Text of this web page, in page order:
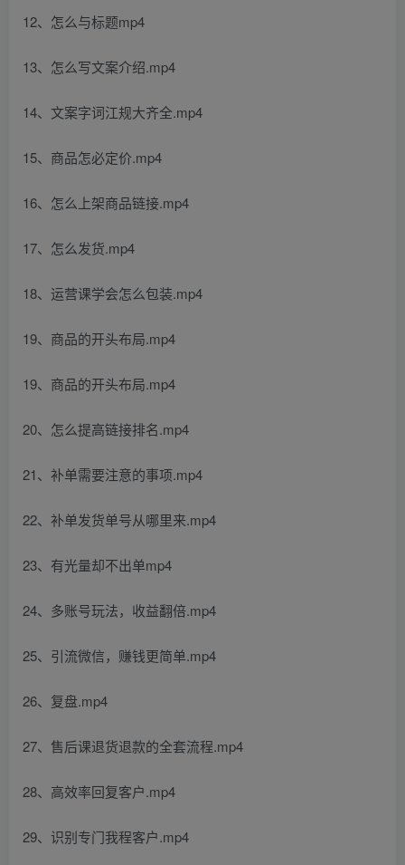
12、怎么与标题mp4
13、怎么写文案介绍.mp4
14、文案字词江规大齐全.mp4
15、商品怎必定价.mp4
16、怎么上架商品链接.mp4
17、怎么发货.mp4
18、运营课学会怎么包装.mp4
19、商品的开头布局.mp4
19、商品的开头布局.mp4
20、怎么提高链接排名.mp4
21、补单需要注意的事项.mp4
22、补单发货单号从哪里来.mp4
23、有光量却不出单mp4
24、多账号玩法，收益翻倍.mp4
25、引流微信，赚钱更简单.mp4
26、复盘.mp4
27、售后课退货退款的全套流程.mp4
28、高效率回复客户.mp4
29、识别专门我程客户.mp4